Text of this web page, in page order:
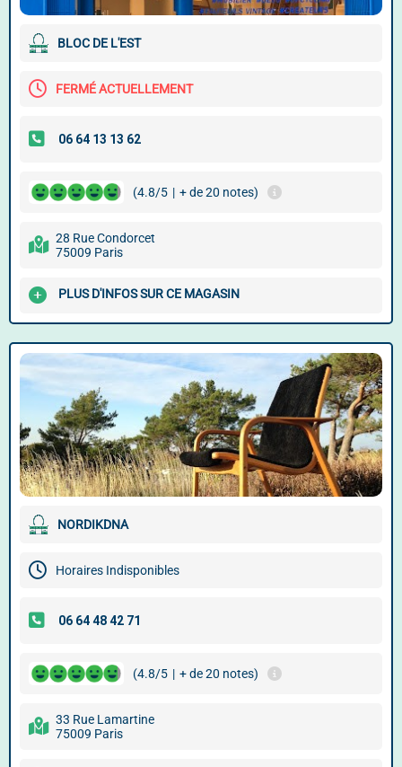
BLOC DE L'EST
FERMÉ ACTUELLEMENT
(4.8/5 | + de 20 notes)
28 Rue Condorcet
75009 Paris
PLUS D'INFOS SUR CE MAGASIN
NORDIKDNA
Horaires Indisponibles
(4.8/5 | + de 20 notes)
33 Rue Lamartine
75009 Paris